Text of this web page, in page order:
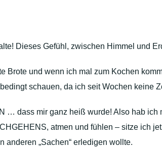
Dieses Gefühl, zwischen Himmel und
Brote und wenn ich mal zum Kochen
schauen, da ich seit Wochen keine
… dass mir ganz heiß wurde! Also hab
atmen und fühlen – sitze ich
anderen „Sachen“ erledigen wollte.